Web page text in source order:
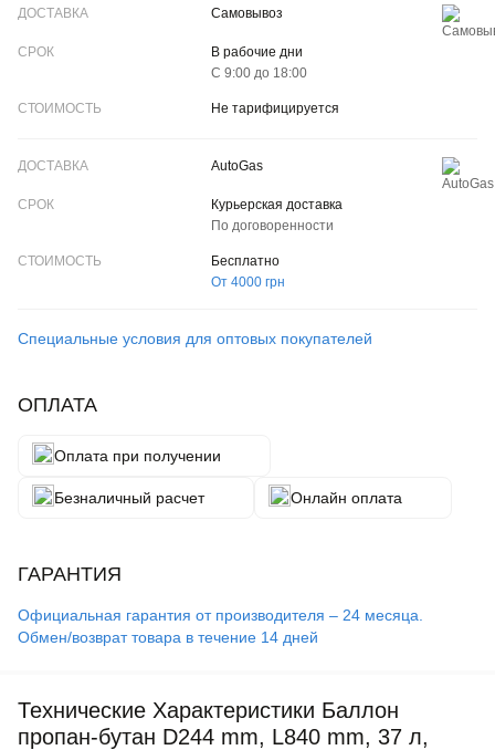
Самовывоз
В рабочие дни
С 9:00 до 18:00
Не тарифицируется
AutoGas
Курьерская доставка
По договоренности
Бесплатно
От 4000 грн
Специальные условия для оптовых покупателей
ОПЛАТА
Оплата при получении
Безналичный расчет Онлайн оплата
ГАРАНТИЯ
Официальная гарантия от производителя – 24 месяца.
Обмен/возврат товара в течение 14 дней
Технические Характеристики Баллон
пропан-бутан D244 mm, L840 mm, 37 л,